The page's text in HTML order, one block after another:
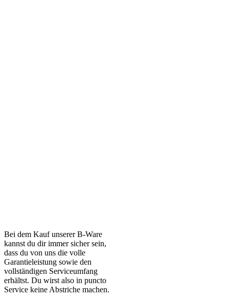
Bei dem Kauf unserer B-Ware
kannst du dir immer sicher sein,
dass du von uns die volle
Garantieleistung sowie den
vollständigen Serviceumfang
erhältst. Du wirst also in puncto
Service keine Abstriche machen.